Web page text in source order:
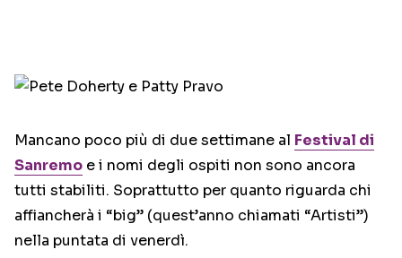
Mancano poco più di due settimane al Festival di
Sanremo e i nomi degli ospiti non sono ancora
tutti stabiliti. Soprattutto per quanto riguarda chi
affiancherà i “big” (quest’anno chiamati “Artisti”)
nella puntata di venerdì.